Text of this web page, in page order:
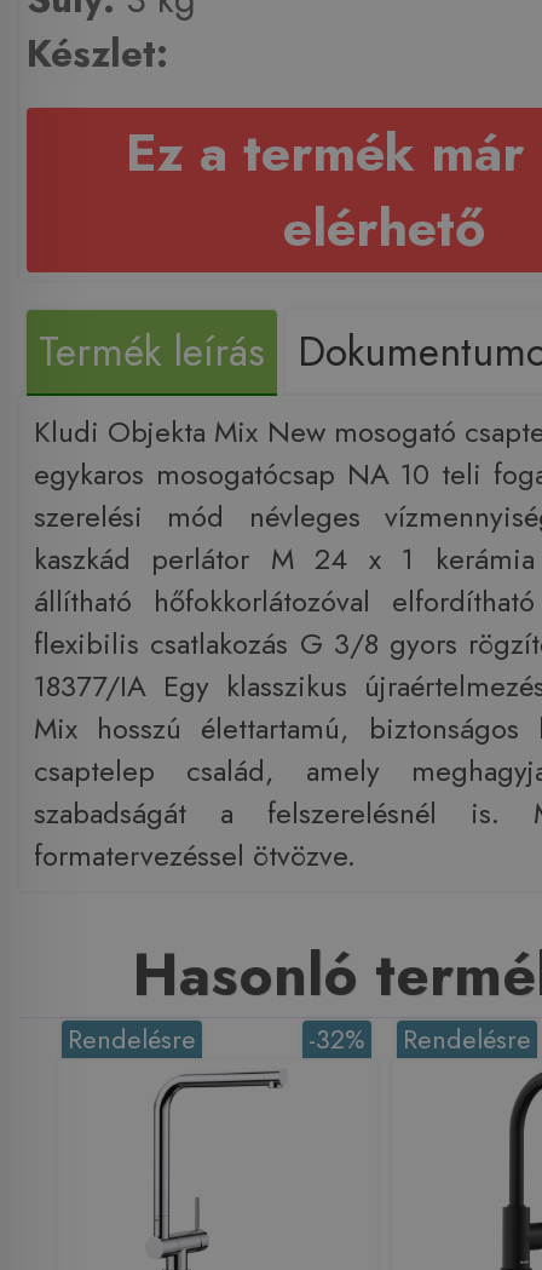
Készlet:
Ez a termék már
elérhető
Termék leírás
Kludi Objekta Mix New mosogató
egykaros mosogatócsap NA 10 teli
szerelési mód névleges
kaszkád perlátor M 24 x 1 kerámia
állítható hőfokkorlátozóval
flexibilis csatlakozás G 3/8 gyors
18377/IA Egy klasszikus
Mix hosszú élettartamú, biztonságos
csaptelep család, amely
szabadságát a felszerelésnél is.
formatervezéssel ötvözve.
Hasonló
-32%
Rendelésre Rendelésre